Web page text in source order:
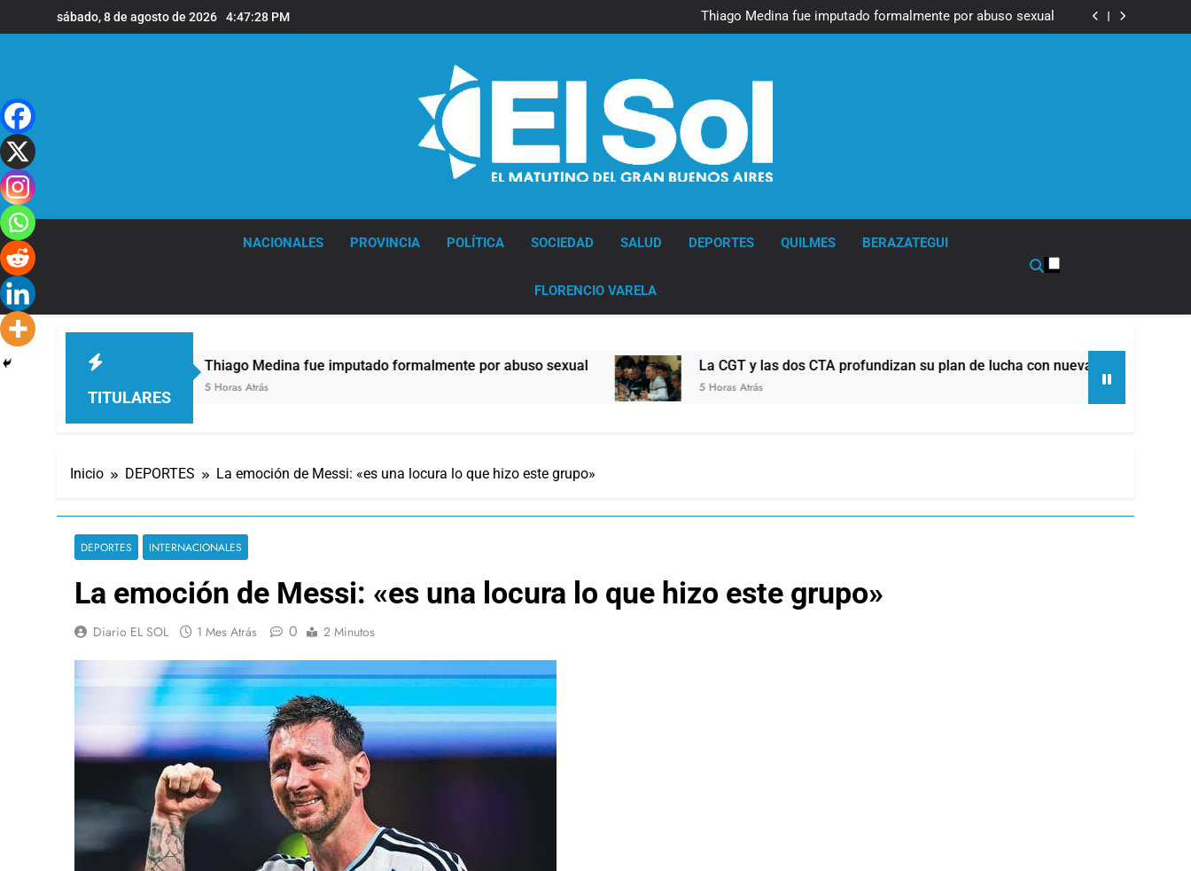
al
sábado, 8 de agosto de 2026 4:47:29 PM
Thiago Medina fue imputado formalmente por abuso sexual
La CGT y las dos CTA profundizan su plan de lucha con nuevas marchas
La CGT y las dos CTA profundizan su plan de lucha con nuevas marchas
NACIONALES PROVINCIA POLÍTICA SOCIEDAD SALUD DEPORTES QUILMES BERAZATEGUI
FLORENCIO VARELA
TITULARES
Thiago Medina fue imputado formalmente por abuso sexual La CGT y las dos CTA profundizan su plan de lucha con nuevas marchas contra el
5 Horas Atrás
Inicio DEPORTES La emoción de Messi: «es una locura lo que hizo este grupo»
DEPORTES INTERNACIONALES
La emoción de Messi: «es una locura lo que hizo este grupo»
Diario EL SOL 1 Mes Atrás 0 2 Minutos